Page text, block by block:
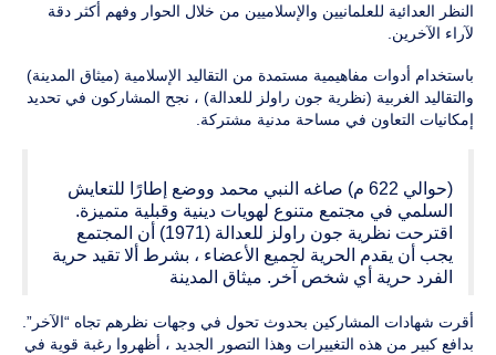
النظر العدائية للعلمانيين والإسلاميين من خلال الحوار وفهم أكثر دقة
لآراء الآخرين.
باستخدام أدوات مفاهيمية مستمدة من التقاليد الإسلامية (ميثاق المدينة)
والتقاليد الغربية (نظرية جون راولز للعدالة) ، نجح المشاركون في تحديد
إمكانيات التعاون في مساحة مدنية مشتركة.
(حوالي 622 م) صاغه النبي محمد ووضع إطارًا للتعايش
السلمي في مجتمع متنوع لهويات دينية وقبلية متميزة.
اقترحت نظرية جون راولز للعدالة (1971) أن المجتمع
يجب أن يقدم الحرية لجميع الأعضاء ، بشرط ألا تقيد حرية
الفرد حرية أي شخص آخر. ميثاق المدينة
أقرت شهادات المشاركين بحدوث تحول في وجهات نظرهم تجاه “الآخر”.
بدافع كبير من هذه التغييرات وهذا التصور الجديد ، أظهروا رغبة قوية في